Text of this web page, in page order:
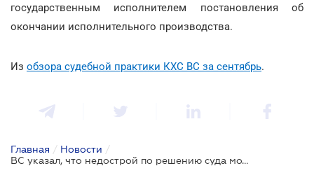
государственным исполнителем постановления об
окончании исполнительного производства.
Из обзора судебной практики КХС ВС за сентябрь.
Главная / Новости /
ВС указал, что недострой по решению суда можно снести без согласия его владельца